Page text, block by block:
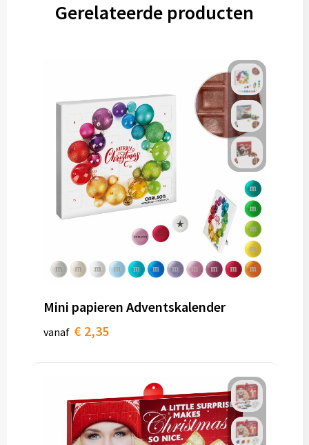
Gerelateerde producten
Mini papieren Adventskalender
vanaf € 2,35